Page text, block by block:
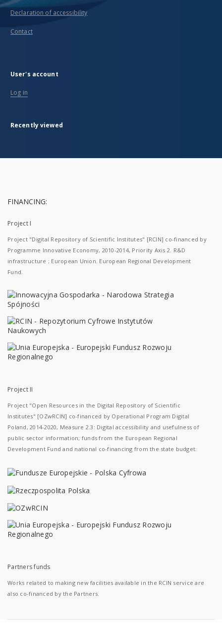
Declaration of accessibility
Contact
User's account
Log in
Recently viewed
FINANCING:
Project I
Project "Digital Repository of Scientific Institutes" [RCIN] co-financed by
Programme Innovative Economy, 2010-2014, Priority Axis 2. R&D
infrastructure ; European Union. European Regional Development
Fund.
Project II
Project "Open Resources in the Digital Repository of Scientific
Institutes" [OZwRCIN] co-financed by Operational Program Digital
Poland, 2014-2020, Measure 2.3: Digital accessibility and usefulness of
public sector information; funds from the European Regional
Development Fund and national co-financing from the state budget.
Partners funds
Works related to making new facilities available in the RCIN service are
also co-financed by the Partners.